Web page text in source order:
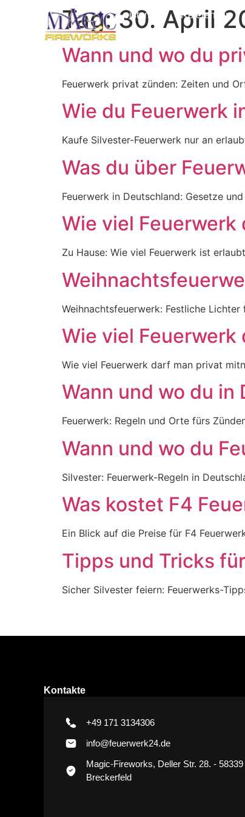
Leistungen Referenzen
Tag:30. April
Wann und wo du
Feuerwerk privat zünden: Zeiten und
Wie du Feuerwerk
Kaufe Silvester-Feuerwerk nur an
Was du über
Feuerwerk in Deutschland: Gesetze
Wie viel
Zu Hause: Wie viel Feuerwerk ist
Weihnachtsfeuerwerk: Festliche
Wie viel
Wie viel Feuerwerk darf man privat
Wann und wo du
Feuerwerk: Regeln und Orte fürs
Wann und wo du
Silvester: Feuerwerk-Regeln in
Was kostet F4
Ein Blick auf die Preise für F4
Tipps und Tricks
Sicher Silvester feiern: Feuerwerks-
Kontakte
+49 171 3134306
info@feuerwerk24.de
Magic-Fireworks, Deller Str. 28. - 58339
Breckerfeld